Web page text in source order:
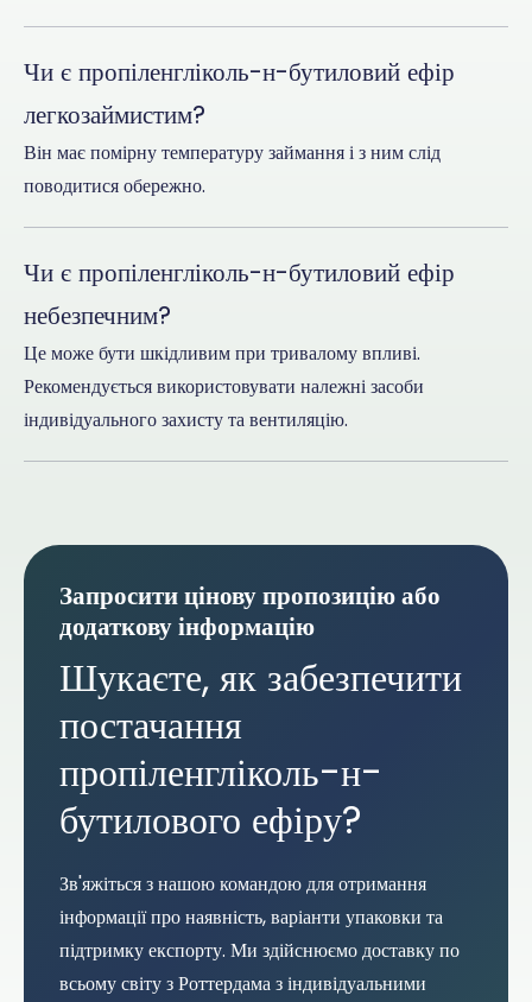
Чи є пропіленгліколь-н-бутиловий ефір
легкозаймистим?
Він має помірну температуру займання і з ним слід
поводитися обережно.
Чи є пропіленгліколь-н-бутиловий ефір
небезпечним?
Це може бути шкідливим при тривалому впливі.
Рекомендується використовувати належні засоби
індивідуального захисту та вентиляцію.
Запросити цінову пропозицію або
додаткову інформацію
Шукаєте, як забезпечити
постачання
пропіленгліколь-н-
бутилового ефіру?
Зв'яжіться з нашою командою для отримання
інформації про наявність, варіанти упаковки та
підтримку експорту. Ми здійснюємо доставку по
всьому світу з Роттердама з індивідуальними